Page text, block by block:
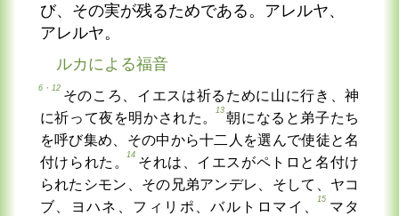
び、その実が残るためである。アレルヤ、
アレルヤ。
ルカによる福音
6・12
そのころ、イエスは祈るために山に行き、神
に祈って夜を明かされた。
13
朝になると弟子たち
を呼び集め、その中から十二人を選んで使徒と名
付けられた。
14
それは、イエスがペトロと名付け
られたシモン、その兄弟アンデレ、そして、ヤコ
ブ、ヨハネ、フィリポ、バルトロマイ、
15
マタ